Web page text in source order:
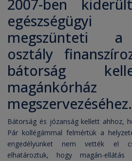
2007-ben
megszünteti a
osztály
bátorság
magánkórház
Bátorság és józanság kellett ahhoz,
Pár kollégámmal felmértük a
engedélyünket nem vették el
elhatároztuk, hogy magán-ellátás